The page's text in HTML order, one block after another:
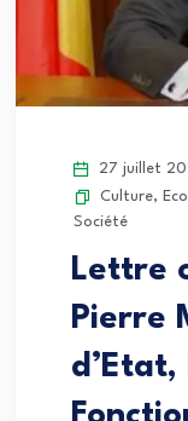
27 juillet
Culture,
Société
Lettre
Pierre